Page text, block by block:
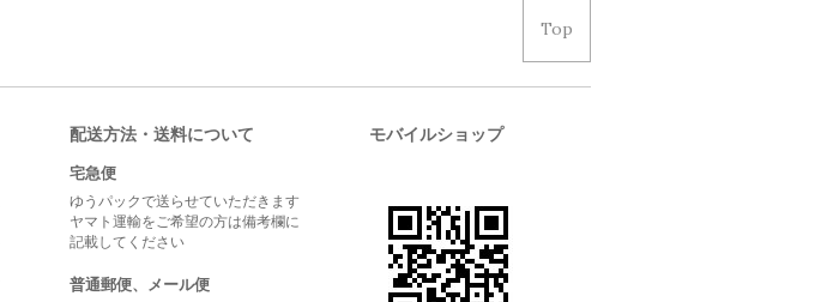
Top
配送方法・送料について
宅急便
ゆうパックで送らせていただきます
ヤマト運輸をご希望の方は備考欄に
記載してください
普通郵便、メール便
モバイルショップ